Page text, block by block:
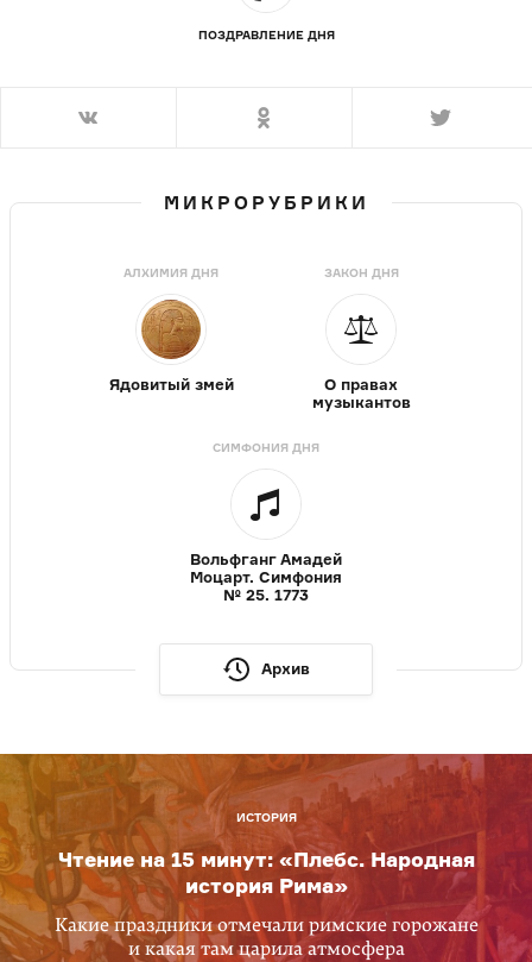
ПОЗДРАВЛЕНИЕ ДНЯ
МИКРОРУБРИКИ
АЛХИМИЯ ДНЯ
Ядовитый змей
ЗАКОН ДНЯ
О правах
музыкантов
СИМФОНИЯ ДНЯ
Вольфганг Амадей
Моцарт. Симфония
№ 25. 1773
Архив
ИСТОРИЯ
Чтение на 15 минут: «Плебс. Народная
история Рима»
Какие праздники отмечали римские горожане
и какая там царила атмосфера